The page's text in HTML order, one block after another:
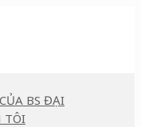
BS ĐẠI
TÔI